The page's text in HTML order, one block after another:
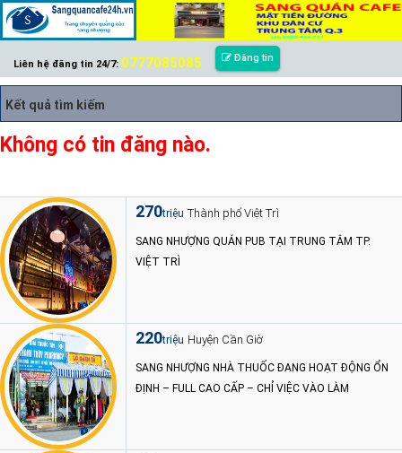
Liên hệ đăng tin 24/7: 0777085085 Đăng tin
Kết quả tìm kiếm
Không có tin đăng nào.
270triệu Thành phố Việt Trì
SANG NHƯỢNG QUÁN PUB TẠI TRUNG TÂM TP.
VIỆT TRÌ
220triệu Huyện Cần Giờ
SANG NHƯỢNG NHÀ THUỐC ĐANG HOẠT ĐỘNG ỔN
ĐỊNH – FULL CAO CẤP – CHỈ VIỆC VÀO LÀM